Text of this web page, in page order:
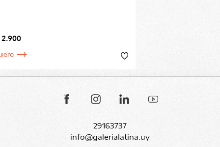
2.900
29163737
info@galerialatina.uy